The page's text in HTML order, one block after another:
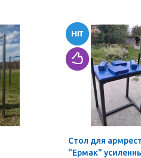
Стол для
"Ермак"